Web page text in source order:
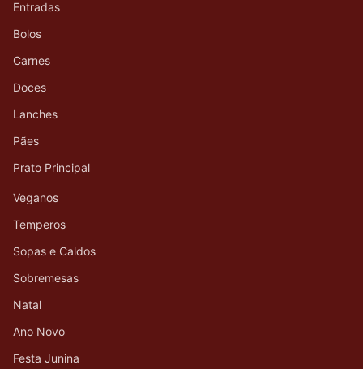
Entradas
Bolos
Carnes
Doces
Lanches
Pães
Prato Principal
Veganos
Temperos
Sopas e Caldos
Sobremesas
Natal
Ano Novo
Festa Junina